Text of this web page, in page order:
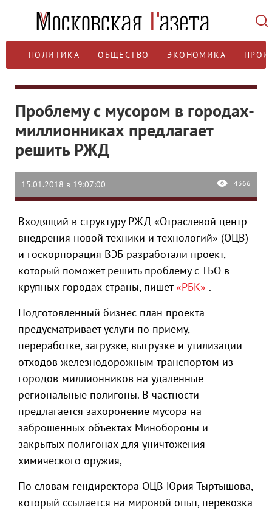
ПОЛИТИКА ОБЩЕСТВО ЭКОНОМИКА
Проблему с мусором в городах-
миллионниках предлагает
решить РЖД
15.01.2018 в 19:07:00 4366
Входящий в структуру РЖД «Отраслевой центр
внедрения новой техники и технологий» (ОЦВ)
и госкорпорация ВЭБ разработали проект,
который поможет решить проблему с ТБО в
крупных городах страны, пишет«РБК» .
Подготовленный бизнес-план проекта
предусматривает услуги по приему,
переработке, загрузке, выгрузке и утилизации
отходов железнодорожным транспортом из
городов-миллионников на удаленные
региональные полигоны. В частности
предлагается захоронение мусора на
заброшенных объектах Минобороны и
закрытых полигонах для уничтожения
химического оружия,
По словам гендиректора ОЦВ Юрия Тыртышова,
который ссылается на мировой опыт, перевозка